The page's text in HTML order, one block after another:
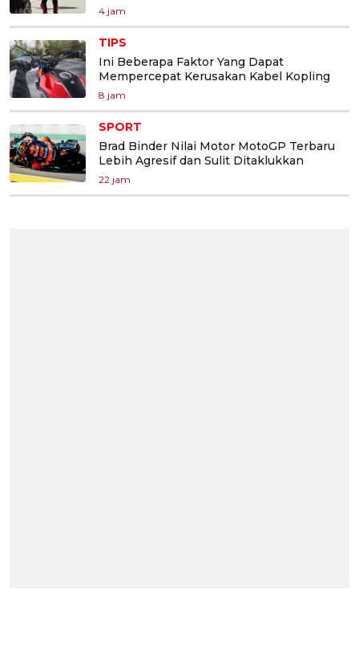
4 jam
TIPS
Ini Beberapa Faktor Yang Dapat
Mempercepat Kerusakan Kabel Kopling
8 jam
SPORT
Brad Binder Nilai Motor MotoGP Terbaru
Lebih Agresif dan Sulit Ditaklukkan
22 jam